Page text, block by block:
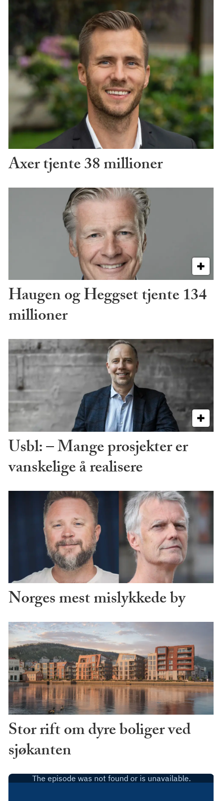
Axer tjente 38 millioner
Haugen og Heggset tjente 134
millioner
Usbl: – Mange prosjekter er
vanskelige å realisere
Norges mest mislykkede by
Stor rift om dyre boliger ved
sjøkanten